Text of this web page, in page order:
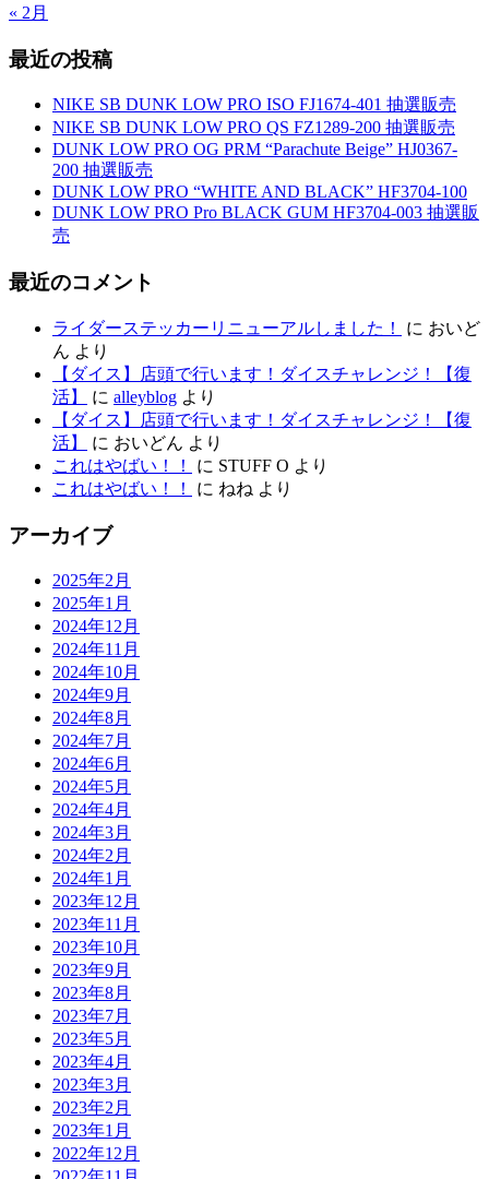
« 2月
最近の投稿
NIKE SB DUNK LOW PRO ISO FJ1674-401 抽選販売
NIKE SB DUNK LOW PRO QS FZ1289-200 抽選販売
DUNK LOW PRO OG PRM “Parachute Beige” HJ0367-
200 抽選販売
DUNK LOW PRO “WHITE AND BLACK” HF3704-100
DUNK LOW PRO Pro BLACK GUM HF3704-003 抽選販
売
最近のコメント
ライダーステッカーリニューアルしました！ に おいど
ん より
【ダイス】店頭で行います！ダイスチャレンジ！【復
活】
に alleyblog より
【ダイス】店頭で行います！ダイスチャレンジ！【復
活】
に おいどん より
これはやばい！！
に STUFF O より
これはやばい！！
に ねね より
アーカイブ
2025年2月
2025年1月
2024年12月
2024年11月
2024年10月
2024年9月
2024年8月
2024年7月
2024年6月
2024年5月
2024年4月
2024年3月
2024年2月
2024年1月
2023年12月
2023年11月
2023年10月
2023年9月
2023年8月
2023年7月
2023年5月
2023年4月
2023年3月
2023年2月
2023年1月
2022年12月